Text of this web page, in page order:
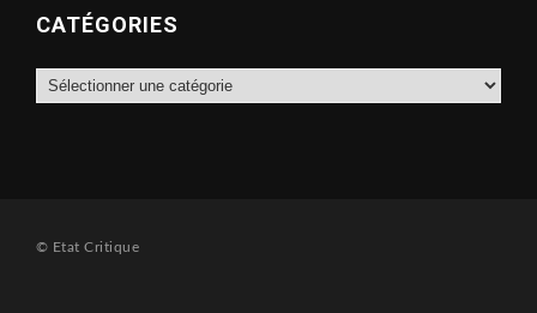
CATÉGORIES
Catégories
© Etat Critique